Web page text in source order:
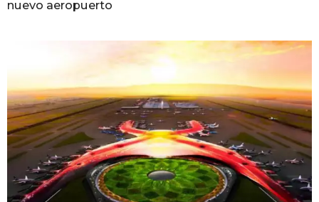
nuevo aeropuerto